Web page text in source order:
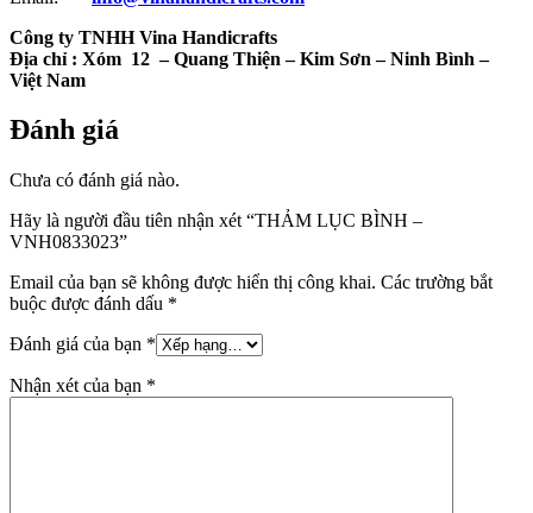
Công ty TNHH Vina Handicrafts
Địa chỉ : Xóm 12 – Quang Thiện – Kim Sơn – Ninh Bình –
Việt Nam
Đánh giá
Chưa có đánh giá nào.
Hãy là người đầu tiên nhận xét “THẢM LỤC BÌNH –
VNH0833023”
Email của bạn sẽ không được hiển thị công khai. Các trường bắt
buộc được đánh dấu *
Đánh giá của bạn *
Nhận xét của bạn *